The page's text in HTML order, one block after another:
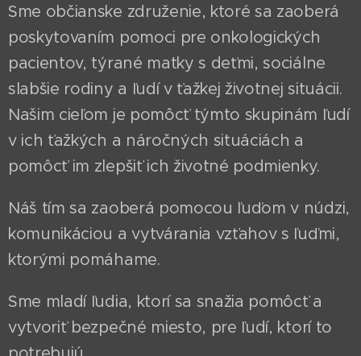
Sme občianske združenie, ktoré sa zaoberá
poskytovaním pomoci pre onkologických
pacientov, týrané matky s deťmi, sociálne
slabšie rodiny a ľudí v ťažkej životnej situácii.
Našim cieľom je pomôcť týmto skupinám ľudí
v ich ťažkých a náročných situáciách a
pomôcť im zlepšiť ich životné podmienky.
Náš tím sa zaoberá pomocou ľuďom v núdzi,
komunikáciou a vytvárania vzťahov s ľuďmi,
ktorými pomáhame.
Sme mladí ľudia, ktorí sa snažia pomôcť a
vytvoriť bezpečné miesto, pre ľudí, ktorí to